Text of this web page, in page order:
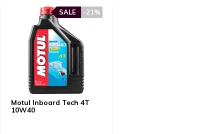
Motul Inboard Tech 4T
10W40
-21%
SALE